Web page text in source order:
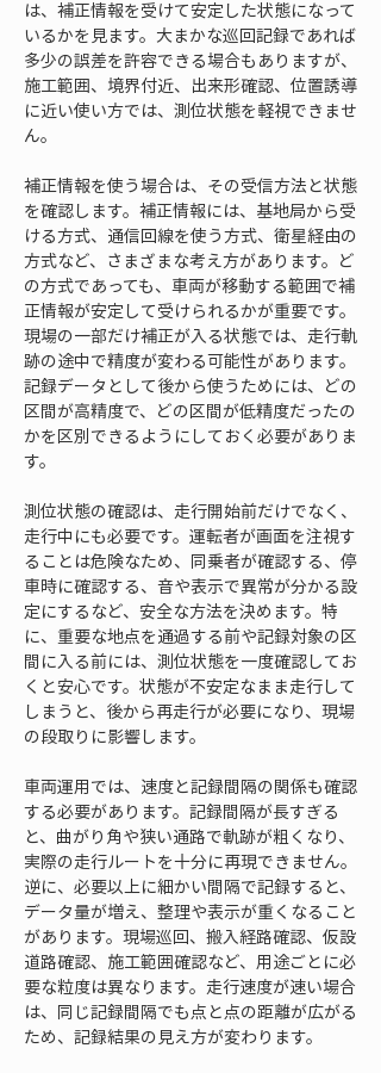
は、補正情報を受けて安定した状態になって
いるかを見ます。大まかな巡回記録であれば
多少の誤差を許容できる場合もありますが、
施工範囲、境界付近、出来形確認、位置誘導
に近い使い方では、測位状態を軽視できませ
ん。
補正情報を使う場合は、その受信方法と状態
を確認します。補正情報には、基地局から受
ける方式、通信回線を使う方式、衛星経由の
方式など、さまざまな考え方があります。ど
の方式であっても、車両が移動する範囲で補
正情報が安定して受けられるかが重要です。
現場の一部だけ補正が入る状態では、走行軌
跡の途中で精度が変わる可能性があります。
記録データとして後から使うためには、どの
区間が高精度で、どの区間が低精度だったの
かを区別できるようにしておく必要がありま
す。
測位状態の確認は、走行開始前だけでなく、
走行中にも必要です。運転者が画面を注視す
ることは危険なため、同乗者が確認する、停
車時に確認する、音や表示で異常が分かる設
定にするなど、安全な方法を決めます。特
に、重要な地点を通過する前や記録対象の区
間に入る前には、測位状態を一度確認してお
くと安心です。状態が不安定なまま走行して
しまうと、後から再走行が必要になり、現場
の段取りに影響します。
車両運用では、速度と記録間隔の関係も確認
する必要があります。記録間隔が長すぎる
と、曲がり角や狭い通路で軌跡が粗くなり、
実際の走行ルートを十分に再現できません。
逆に、必要以上に細かい間隔で記録すると、
データ量が増え、整理や表示が重くなること
があります。現場巡回、搬入経路確認、仮設
道路確認、施工範囲確認など、用途ごとに必
要な粒度は異なります。走行速度が速い場合
は、同じ記録間隔でも点と点の距離が広がる
ため、記録結果の見え方が変わります。